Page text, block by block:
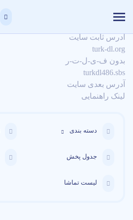
آدرس ثابت سایت
turk-dl.org
بدون ف-ی-ل-ت-ر
turkdl486.sbs
آدرس بعدی سایت
لینک راهنمایی
دسته بندی
جدول پخش
لیست تماشا